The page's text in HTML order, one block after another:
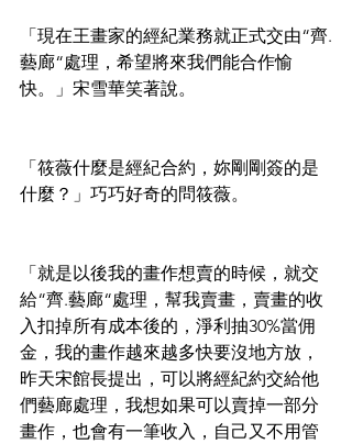
「現在王畫家的經紀業務就正式交由“齊.
藝廊“處理，希望將來我們能合作愉
快。」宋雪華笑著說。
「筱薇什麼是經紀合約，妳剛剛簽的是
什麼？」巧巧好奇的問筱薇。
「就是以後我的畫作想賣的時候，就交
給“齊.藝廊“處理，幫我賣畫，賣畫的收
入扣掉所有成本後的，淨利抽30%當佣
金，我的畫作越來越多快要沒地方放，
昨天宋館長提出，可以將經紀約交給他
們藝廊處理，我想如果可以賣掉一部分
畫作，也會有一筆收入，自己又不用管